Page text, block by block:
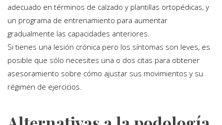
adecuado en términos de calzado y plantillas ortopédicas, y
un programa de entrenamiento para aumentar
gradualmente las capacidades anteriores.
Si tienes una lesión crónica pero los síntomas son leves, es
posible que sólo necesites una o dos citas para obtener
asesoramiento sobre cómo ajustar sus movimientos y su
régimen de ejercicios.